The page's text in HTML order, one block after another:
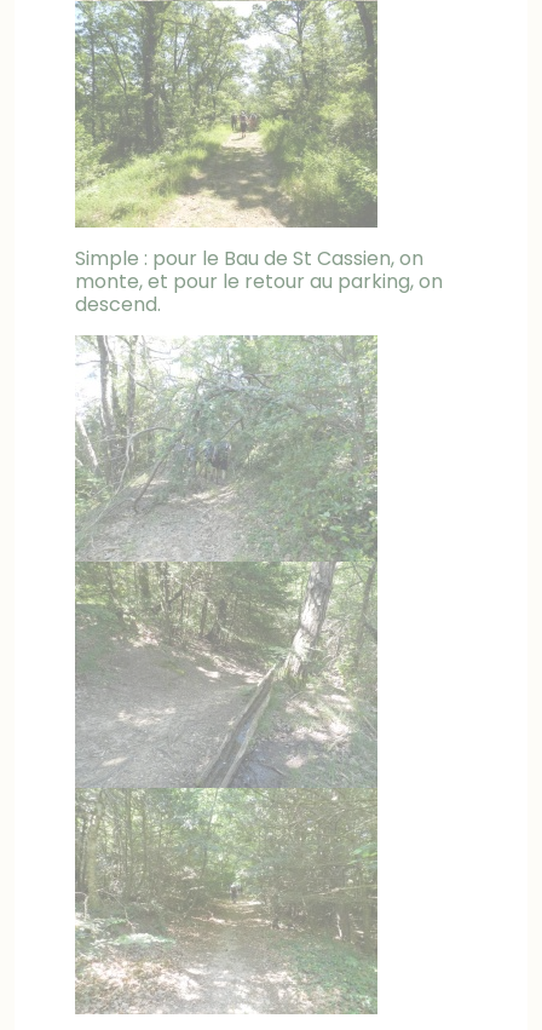
Simple : pour le Bau de St Cassien, on
monte, et pour le retour au parking, on
descend.